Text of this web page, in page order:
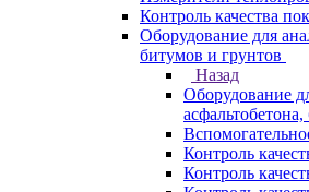
Контроль качества
Оборудование для
битумов и грунтов
Назад
Оборудование
Контроль
Контроль